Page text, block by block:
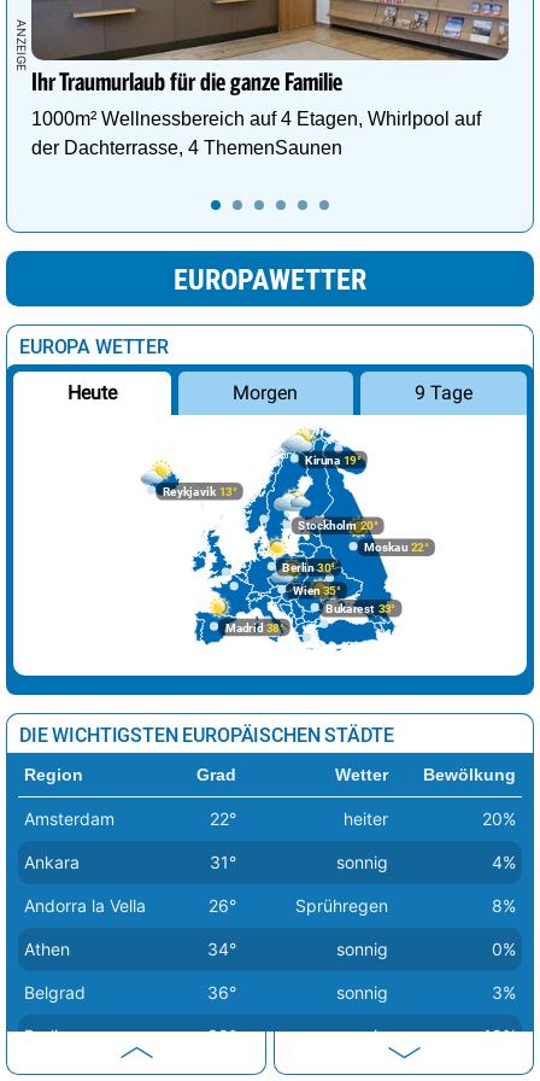
Ihr Traumurlaub für die ganze Familie
1000m² Wellnessbereich auf 4 Etagen, Whirlpool auf
der Dachterrasse, 4 ThemenSaunen
EUROPAWETTER
EUROPA WETTER
Heute Morgen 9 Tage
Berlin30°
Wien35°
Stockholm20°
Reykjavik 13°
Moskau 22°
Madrid38°
Bukarest33°
Kiruna19°
DIE WICHTIGSTEN EUROPÄISCHEN STÄDTE
Region Grad Wetter Bewölkung
Amsterdam 22° heiter 20%
Ankara 31° sonnig 4%
Andorra la Vella 26° Sprühregen 8%
Athen 34° sonnig 0%
Belgrad 36° sonnig 3%
Berlin 30° sonnig 19%
Bern 28° Regenschauer 25%